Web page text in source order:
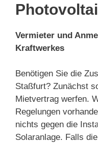
Vermieter und
Kraftwerkes
Benötigen Sie die
Staßfurt? Zunächst
Mietvertrag werfen.
Regelungen
nichts gegen die
Solaranlage. Falls